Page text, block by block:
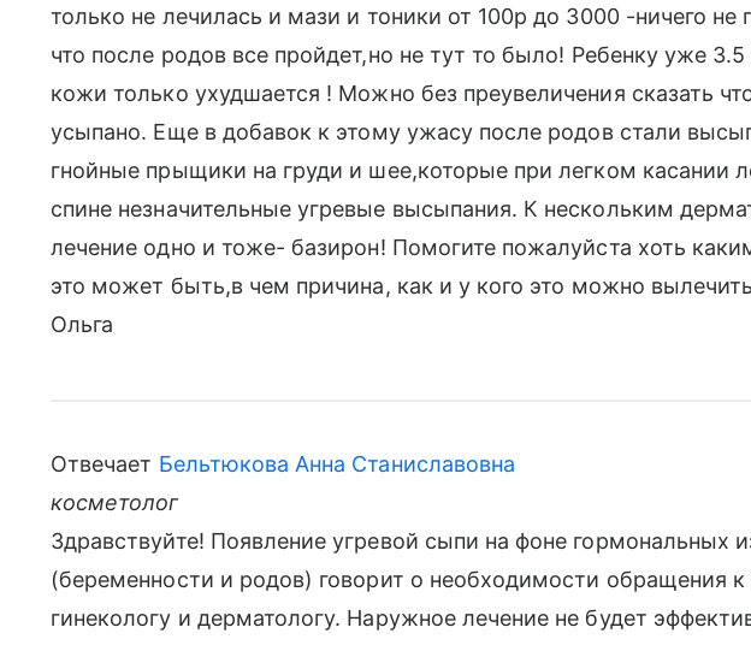
только не лечилась и мази и тоники от 100р до 3000 -ничего не
что после родов все пройдет,но не тут то было! Ребенку уже 3.5
кожи только ухудшается ! Можно без преувеличения сказать
усыпано. Еще в добавок к этому ужасу после родов стали
гнойные прыщики на груди и шее,которые при легком касании
спине незначительные угревые высыпания. К нескольким
лечение одно и тоже- базирон! Помогите пожалуйста хоть
это может быть,в чем причина, как и у кого это можно
Ольга
Отвечает Бельтюкова Анна Станиславовна
косметолог
Здравствуйте! Появление угревой сыпи на фоне гормональных
(беременности и родов) говорит о необходимости обращения
гинекологу и дерматологу. Наружное лечение не будет